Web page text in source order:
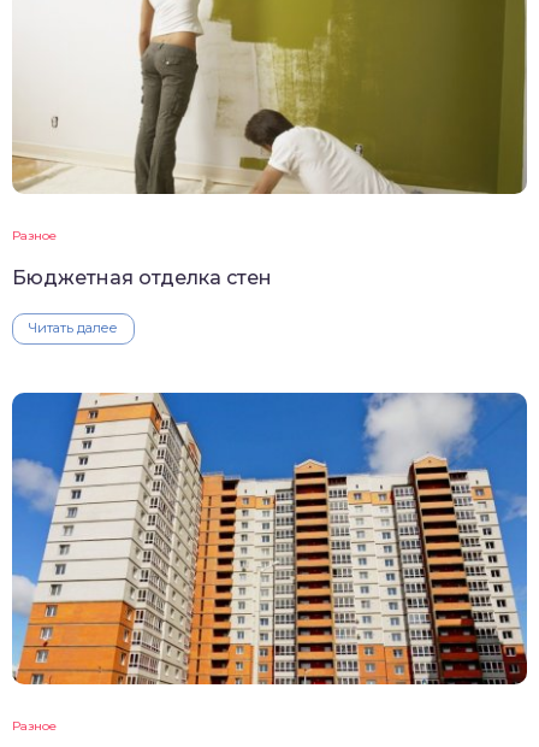
Разное
Бюджетная отделка стен
Читать далее
Разное